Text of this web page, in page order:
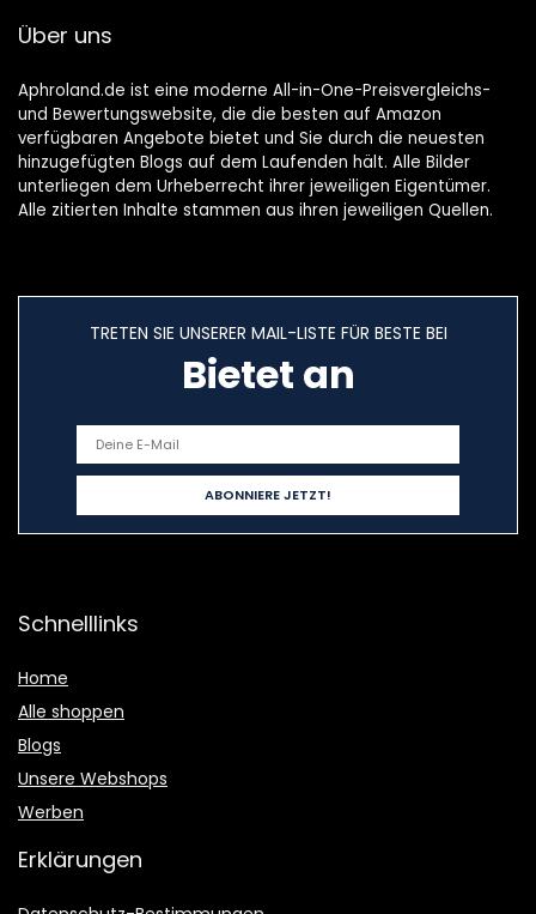
Über uns
Aphroland.de ist eine moderne All-in-One-Preisvergleichs-
und Bewertungswebsite, die die besten auf Amazon
verfügbaren Angebote bietet und Sie durch die neuesten
hinzugefügten Blogs auf dem Laufenden hält. Alle Bilder
unterliegen dem Urheberrecht ihrer jeweiligen Eigentümer.
Alle zitierten Inhalte stammen aus ihren jeweiligen Quellen.
TRETEN SIE UNSERER MAIL-LISTE FÜR BESTE BEI
Bietet an
Schnelllinks
Home
Alle shoppen
Blogs
Unsere Webshops
Werben
Erklärungen